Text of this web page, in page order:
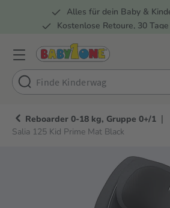
Zur Hauptnavigation springen
Alles für dein Baby &
Kostenlose Retoure, 30
Reboarder 0-18 kg, Gruppe 0+/1 |
Salia 125 Kid Prime Mat Black